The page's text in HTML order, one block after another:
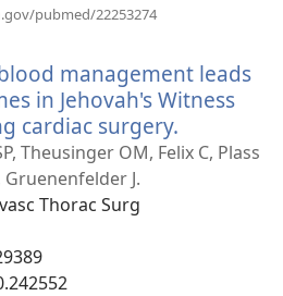
pubmed/22253274
management leads
in Jehovah's Witness
cardiac surgery.
neues
Theusinger OM, Felix C, Plass
Gruenenfelder J.
Thorac Surg